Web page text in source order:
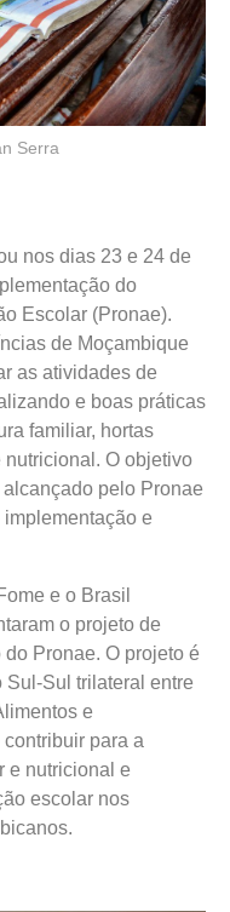
Serra
nos dias 23 e 24 de
do
Escolar (Pronae).
de Moçambique
as atividades de
e boas práticas
familiar, hortas
O objetivo
pelo Pronae
e
e o Brasil
o projeto de
Pronae. O projeto é
Sul-Sul trilateral entre
e
para a
e nutricional e
escolar nos